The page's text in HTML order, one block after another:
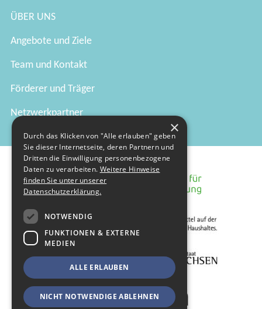
ÜBER UNS
Angebote und Ziele
Team und Kontakt
Förderer und Träger
Netzwerkpartner
×
Durch das Klicken von "Alle erlauben" geben
Sie dieser Internetseite, deren Partnern und
Dritten die Einwilligung personenbezogene
Daten zu verarbeiten. Weitere Hinweise
finden Sie unter unserer
Datenschutzerklärung.
NOTWENDIG
FUNKTIONEN & EXTERNE
MEDIEN
ALLE ERLAUBEN
NICHT NOTWENDIGE ABLEHNEN